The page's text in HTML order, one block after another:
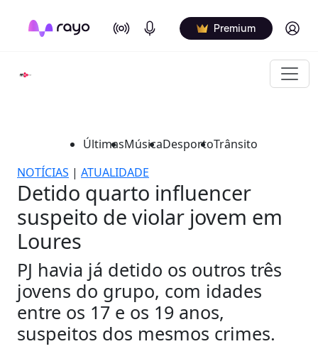
On Air Podcasts Premium Log in
ÚltimasMúsicaDesportoTrânsito
NOTÍCIAS | ATUALIDADE
Detido quarto influencer
suspeito de violar jovem em
Loures
PJ havia já detido os outros três
jovens do grupo, com idades
entre os 17 e os 19 anos,
suspeitos dos mesmos crimes.